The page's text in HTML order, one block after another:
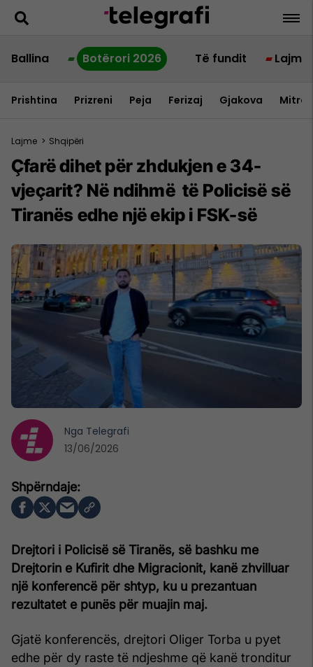
Ballina Botërori 2026 Të fundit Lajme
Prishtina Prizreni Peja Ferizaj Gjakova
Lajme > Shqipëri
Çfarë dihet për zhdukjen e 34-
vjeçarit? Në ndihmë të Policisë së
Tiranës edhe një ekip i FSK-së
Drejtori i Policisë së Tiranës, së bashku me
Drejtorin e Kufirit dhe Migracionit, kanë zhvilluar
një konferencë për shtyp, ku u prezantuan
rezultatet e punës për muajin maj.
Gjatë konferencës, drejtori Oliger Torba u pyet
edhe për dy raste të ndjeshme që kanë tronditur
Nga Telegrafi
13/06/2026